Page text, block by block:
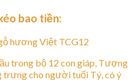
bao tiền:
trong bộ 12 con giáp, Tượng
cho người tuổi Tý, có ý